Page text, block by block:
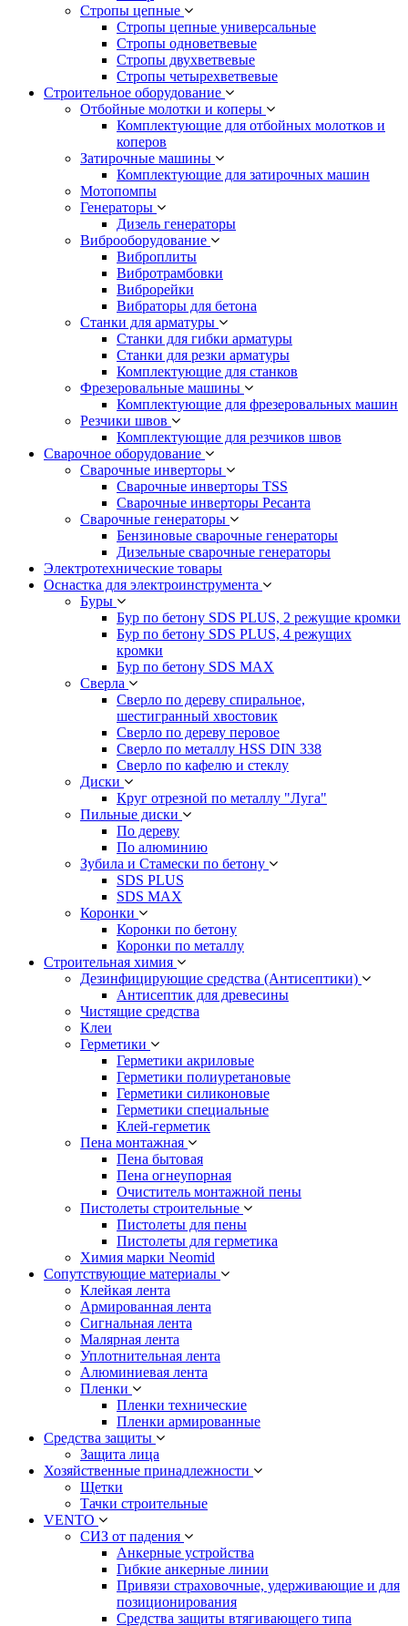
Стропы цепные
Стропы цепные универсальные
Стропы одноветвевые
Стропы двухветвевые
Стропы четырехветвевые
Строительное оборудование
Отбойные молотки и коперы
Комплектующие для отбойных молотков и
коперов
Затирочные машины
Комплектующие для затирочных машин
Мотопомпы
Генераторы
Дизель генераторы
Виброоборудование
Виброплиты
Вибротрамбовки
Виброрейки
Вибраторы для бетона
Станки для арматуры
Станки для гибки арматуры
Станки для резки арматуры
Комплектующие для станков
Фрезеровальные машины
Комплектующие для фрезеровальных машин
Резчики швов
Комплектующие для резчиков швов
Сварочное оборудование
Сварочные инверторы
Сварочные инверторы TSS
Сварочные инверторы Ресанта
Сварочные генераторы
Бензиновые сварочные генераторы
Дизельные сварочные генераторы
Электротехнические товары
Оснастка для электроинструмента
Буры
Бур по бетону SDS PLUS, 2 режущие кромки
Бур по бетону SDS PLUS, 4 режущих
кромки
Бур по бетону SDS MAX
Сверла
Сверло по дереву спиральное,
шестигранный хвостовик
Сверло по дереву перовое
Сверло по металлу HSS DIN 338
Сверло по кафелю и стеклу
Диски
Круг отрезной по металлу "Луга"
Пильные диски
По дереву
По алюминию
Зубила и Стамески по бетону
SDS PLUS
SDS MAX
Коронки
Коронки по бетону
Коронки по металлу
Строительная химия
Дезинфицирующие средства (Антисептики)
Антисептик для древесины
Чистящие средства
Клеи
Герметики
Герметики акриловые
Герметики полиуретановые
Герметики силиконовые
Герметики специальные
Клей-герметик
Пена монтажная
Пена бытовая
Пена огнеупорная
Очиститель монтажной пены
Пистолеты строительные
Пистолеты для пены
Пистолеты для герметика
Химия марки Neomid
Сопутствующие материалы
Клейкая лента
Армированная лента
Сигнальная лента
Малярная лента
Уплотнительная лента
Алюминиевая лента
Пленки
Пленки технические
Пленки армированные
Средства защиты
Защита лица
Хозяйственные принадлежности
Щетки
Тачки строительные
VENTO
СИЗ от падения
Анкерные устройства
Гибкие анкерные линии
Привязи страховочные, удерживающие и для
позиционирования
Средства защиты втягивающего типа